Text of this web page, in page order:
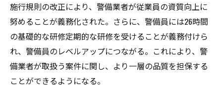
施行規則の改正により、警備業者が従業員の資質向上に
努めることが義務化された。さらに、警備員には26時間
の基礎的な研修定期的な研修を受けることが義務付けら
れ、警備員のレベルアップにつながる。これにより、警
備業者が取扱う案件に関し、より一層の品質を担保する
ことができるようになる。